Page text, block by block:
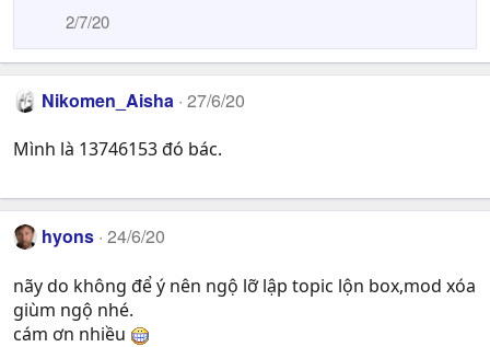
o
n
s
:
2/7/20
Nikomen_Aisha 27/6/20
Mình là 13746153 đó bác.
hyons 24/6/20
nãy do không để ý nên ngộ lỡ lập topic lộn box,mod xóa
giùm ngộ nhé.
cám ơn nhiều